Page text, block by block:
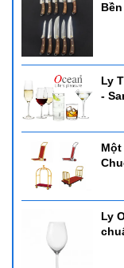
Ly
-
Ly